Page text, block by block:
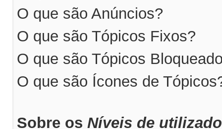
O que são Anúncios?
O que são Tópicos Fixos?
O que são Tópicos
O que são Ícones de
Sobre os Níveis de